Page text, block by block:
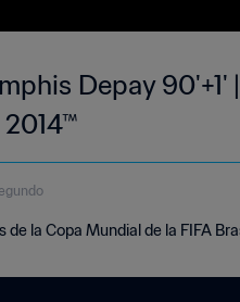
Depay
de la Copa Mundial de la FIFA